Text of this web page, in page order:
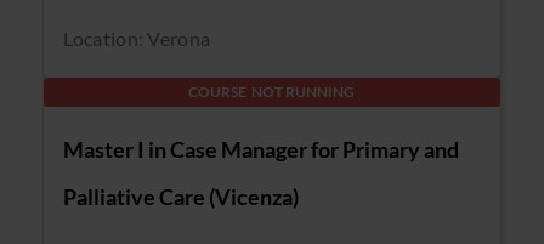
Location: Verona
COURSE NOT RUNNING
Master I in Case Manager for Primary and
Palliative Care (Vicenza)